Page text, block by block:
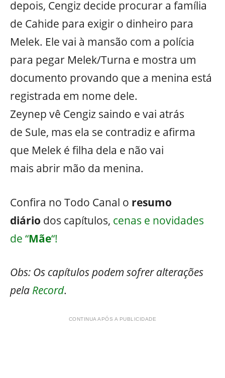
depois, Cengiz decide procurar a família
de Cahide para exigir o dinheiro para
Melek. Ele vai à mansão com a polícia
para pegar Melek/Turna e mostra um
documento provando que a menina está
registrada em nome dele.
Zeynep vê Cengiz saindo e vai atrás
de Sule, mas ela se contradiz e afirma
que Melek é filha dela e não vai
mais abrir mão da menina.
Confira no Todo Canal o resumo
diário dos capítulos, cenas e novidades
de “Mãe“!
Obs: Os capítulos podem sofrer alterações
pela Record.
CONTINUA APÓS A PUBLICIDADE